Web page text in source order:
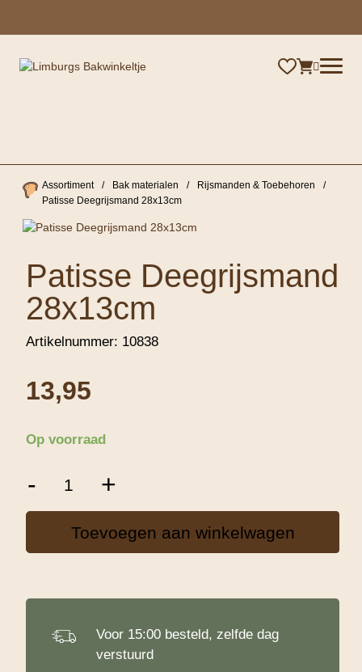
Assortiment / Bak materialen / Rijsmanden & Toebehoren
/
Patisse Deegrijsmand 28x13cm
Patisse Deegrijsmand
28x13cm
Artikelnummer: 10838
13,95
Op voorraad
-Deegrijsmand
aantal
+
Toevoegen aan winkelwagen
Voor 15:00 besteld, zelfde dag
verstuurd